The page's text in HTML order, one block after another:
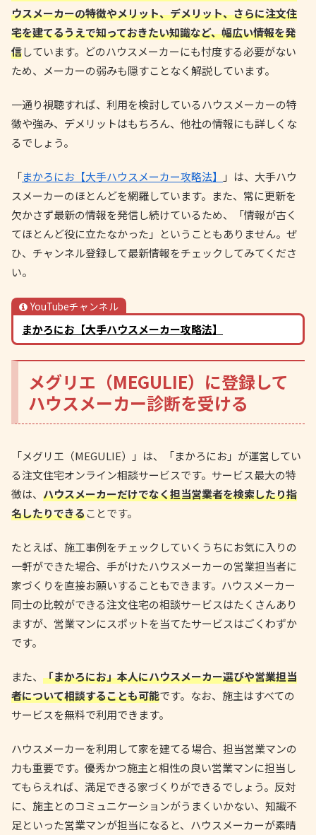
ウスメーカーの特徴やメリット、デメリット、さらに注文住
宅を建てるうえで知っておきたい知識など、幅広い情報を発
信しています。どのハウスメーカーにも忖度する必要がない
ため、メーカーの弱みも隠すことなく解説しています。
一通り視聴すれば、利用を検討しているハウスメーカーの特
徴や強み、デメリットはもちろん、他社の情報にも詳しくな
るでしょう。
「まかろにお【大手ハウスメーカー攻略法】
」は、大手ハウ
スメーカーのほとんどを網羅しています。また、常に更新を
欠かさず最新の情報を発信し続けているため、「情報が古く
てほとんど役に立たなかった」ということもありません。ぜ
ひ、チャンネル登録して最新情報をチェックしてみてくださ
い。
YouTubeチャンネル
まかろにお【大手ハウスメーカー攻略法】
メグリエ（MEGULIE）に登録して
ハウスメーカー診断を受ける
「メグリエ（MEGULIE）」は、「まかろにお」が運営してい
る注文住宅オンライン相談サービスです。サービス最大の特
徴は、 ハウスメーカーだけでなく担当営業者を検索したり指
名したりできることです。
たとえば、施工事例をチェックしていくうちにお気に入りの
一軒ができた場合、手がけたハウスメーカーの営業担当者に
家づくりを直接お願いすることもできます。ハウスメーカー
同士の比較ができる注文住宅の相談サービスはたくさんあり
ますが、営業マンにスポットを当てたサービスはごくわずか
です。
また、 「まかろにお」本人にハウスメーカー選びや営業担当
者について相談することも可能です。なお、施主はすべての
サービスを無料で利用できます。
ハウスメーカーを利用して家を建てる場合、担当営業マンの
力も重要です。優秀かつ施主と相性の良い営業マンに担当し
てもらえれば、満足できる家づくりができるでしょう。反対
に、施主とのコミュニケーションがうまくいかない、知識不
足といった営業マンが担当になると、ハウスメーカーが素晴